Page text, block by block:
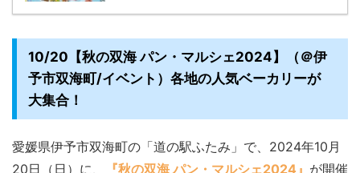
10/20【秋の双海 パン・マルシェ2024】（＠伊
予市双海町/イベント）各地の人気ベーカリーが
大集合！
愛媛県伊予市双海町の「道の駅ふたみ」で、2024年10月
20日（日）に、
『秋の双海 パン・マルシェ2024』 が開催